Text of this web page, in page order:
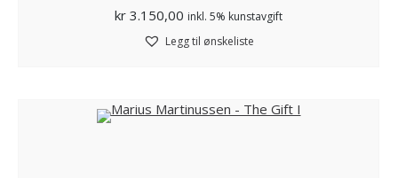
kr 3.150,00 inkl. 5% kunstavgift
Legg til ønskeliste